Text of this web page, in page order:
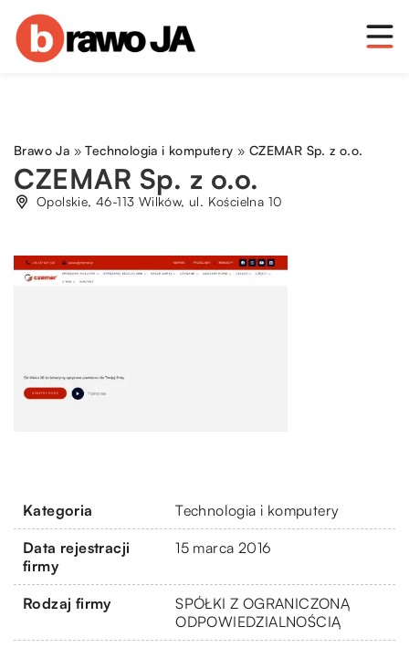
Brawo Ja »Technologia i komputery » CZEMAR Sp. z o.o.
CZEMAR Sp. z o.o.
Opolskie, 46-113 Wilków, ul. Kościelna 10
Kategoria Technologia i komputery
Data rejestracji
firmy
15 marca 2016
Rodzaj firmy
SPÓŁKI Z OGRANICZONĄ
ODPOWIEDZIALNOŚCIĄ